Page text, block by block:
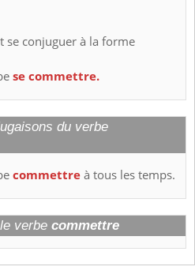
se conjuguer à la forme
se commettre.
du verbe
commettreà tous les temps.
verbe commettre